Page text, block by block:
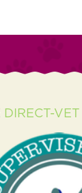
DIRECT-VET